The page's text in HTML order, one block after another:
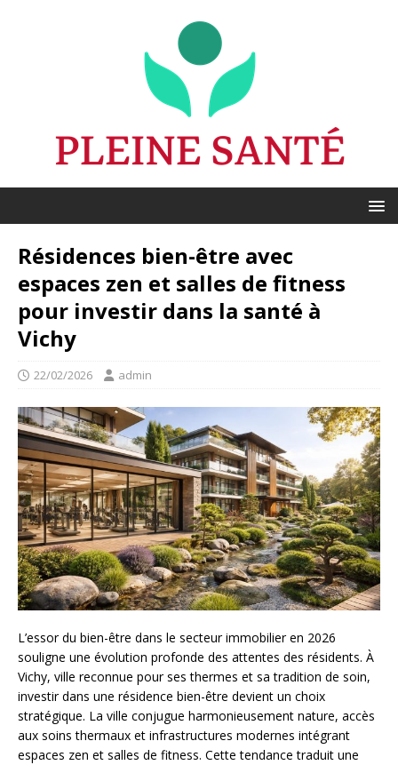
Résidences bien-être avec
espaces zen et salles de fitness
pour investir dans la santé à
Vichy
22/02/2026 admin
L’essor du bien-être dans le secteur immobilier en 2026
souligne une évolution profonde des attentes des résidents. À
Vichy, ville reconnue pour ses thermes et sa tradition de soin,
investir dans une résidence bien-être devient un choix
stratégique. La ville conjugue harmonieusement nature, accès
aux soins thermaux et infrastructures modernes intégrant
espaces zen et salles de fitness. Cette tendance traduit une